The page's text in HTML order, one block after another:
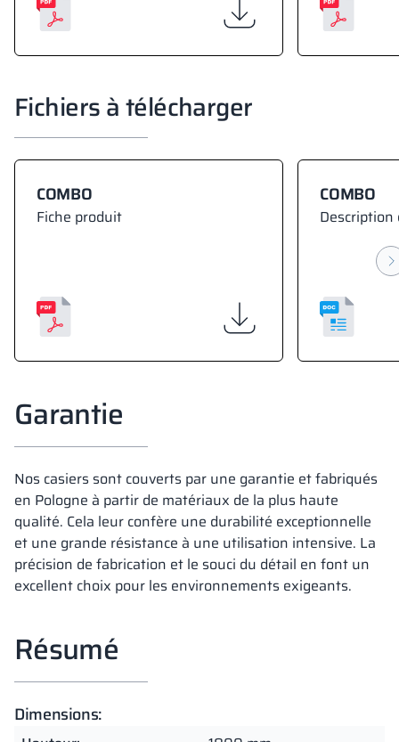
Fichiers à télécharger
COMBO
Fiche produit
COMBO
Garantie
Nos casiers sont couverts par une garantie et fabriqués
en Pologne à partir de matériaux de la plus haute
qualité. Cela leur confère une durabilité exceptionnelle
et une grande résistance à une utilisation intensive. La
précision de fabrication et le souci du détail en font un
excellent choix pour les environnements exigeants.
Résumé
Dimensions: